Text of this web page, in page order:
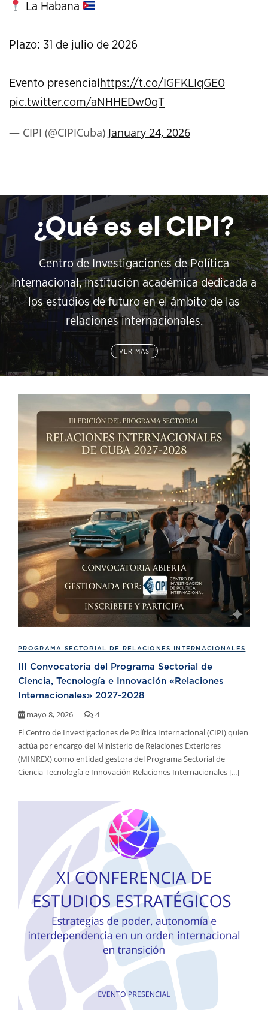
La Habana
Plazo: 31 de julio de 2026
Evento presencial https://t.co/IGFKLIqGE0
pic.twitter.com/aNHHEDw0qT
— CIPI (@CIPICuba) January 24, 2026
¿Qué es el CIPI?
Centro de Investigaciones de Política
Internacional, institución académica dedicada a
los estudios de futuro en el ámbito de las
relaciones internacionales.
VER MÁS
PROGRAMA SECTORIAL DE RELACIONES INTERNACIONALES
III Convocatoria del Programa Sectorial de
Ciencia, Tecnología e Innovación «Relaciones
Internacionales» 2027-2028
mayo 8, 2026
4
El Centro de Investigaciones de Política Internacional (CIPI) quien
actúa por encargo del Ministerio de Relaciones Exteriores
(MINREX) como entidad gestora del Programa Sectorial de
Ciencia Tecnología e Innovación Relaciones Internacionales [...]